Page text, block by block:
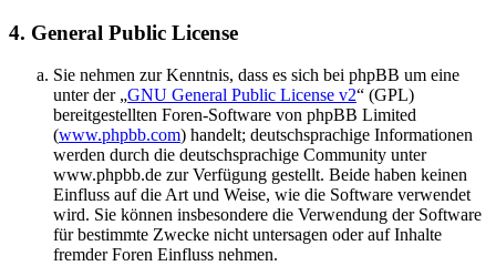
4. General Public License
Sie nehmen zur Kenntnis, dass es sich bei phpBB um eine
unter der „GNU General Public License v2“ (GPL)
bereitgestellten Foren-Software von phpBB Limited
(www.phpbb.com) handelt; deutschsprachige Informationen
werden durch die deutschsprachige Community unter
www.phpbb.de zur Verfügung gestellt. Beide haben keinen
Einfluss auf die Art und Weise, wie die Software verwendet
wird. Sie können insbesondere die Verwendung der Software
für bestimmte Zwecke nicht untersagen oder auf Inhalte
fremder Foren Einfluss nehmen.